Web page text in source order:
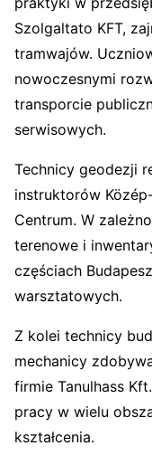
Szolgaltato KFT,
tramwajów.
nowoczesnymi
transporcie
serwisowych.
Technicy geodezji
instruktorów
Centrum. W
terenowe i
częściach
warsztatowych.
Z kolei technicy
mechanicy
firmie Tanulhass
pracy w wielu
kształcenia.